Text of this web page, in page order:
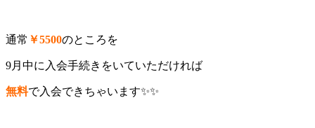
通常 ￥5500のところを
9月中に入会手続きをいていただければ
無料で入会できちゃいます✨✨